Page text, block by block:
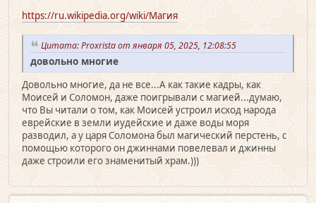
https://ru.wikipedia.org/wiki/Магия
Цитата: Proxrista от января 05, 2025, 12:08:55
довольно многие
Довольно многие, да не все...А как такие кадры, как
Моисей и Соломон, даже поигрывали с магией...думаю,
что Вы читали о том, как Моисей устроил исход народа
еврейские в земли иудейские и даже воды моря
разводил, а у царя Соломона был магический перстень, с
помощью которого он джиннами повелевал и джинны
даже строили его знаменитый храм.)))